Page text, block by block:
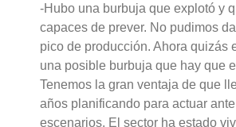
-Hubo una burbuja que explotó y
capaces de prever. No pudimos
pico de producción. Ahora quizás
una posible burbuja que hay que
Tenemos la gran ventaja de que
años planificando para actuar
escenarios. El sector ha estado